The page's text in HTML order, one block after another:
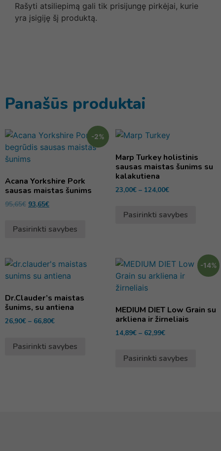
Rašyti atsiliepimą gali tik prisijungę pirkėjai, kurie
yra įsigiję šį produktą.
Panašūs produktai
-2%
Acana Yorkshire Pork
sausas maistas šunims
95,65€ 93,65€
Pasirinkti savybes
Marp Turkey holistinis
sausas maistas šunims su
kalakutiena
23,00€ – 124,00€
Pasirinkti savybes
Dr.Clauder’s maistas
šunims, su antiena
26,90€ – 66,80€
Pasirinkti savybes
-14%
MEDIUM DIET Low Grain su
arkliena ir žirneliais
14,89€ – 62,99€
Pasirinkti savybes